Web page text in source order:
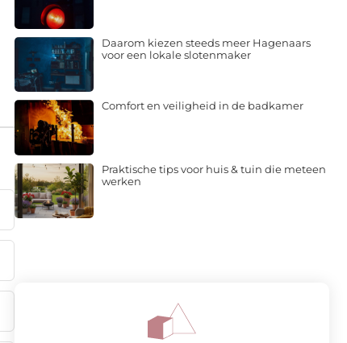
Daarom kiezen steeds meer Hagenaars
voor een lokale slotenmaker
Comfort en veiligheid in de badkamer
Praktische tips voor huis & tuin die meteen
werken